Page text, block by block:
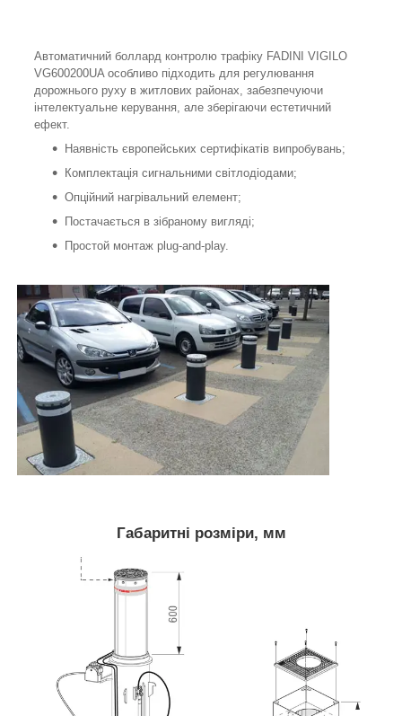
Автоматичний боллард контролю трафіку FADINI VIGILO
VG600200UA особливо підходить для регулювання
дорожнього руху в житлових районах, забезпечуючи
інтелектуальне керування, але зберігаючи естетичний
ефект.
Наявність європейських сертифікатів випробувань;
Комплектація сигнальними світлодіодами;
Опційний нагрівальний елемент;
Постачається в зібраному вигляді;
Простой монтаж plug-and-play.
Габаритні розміри, мм